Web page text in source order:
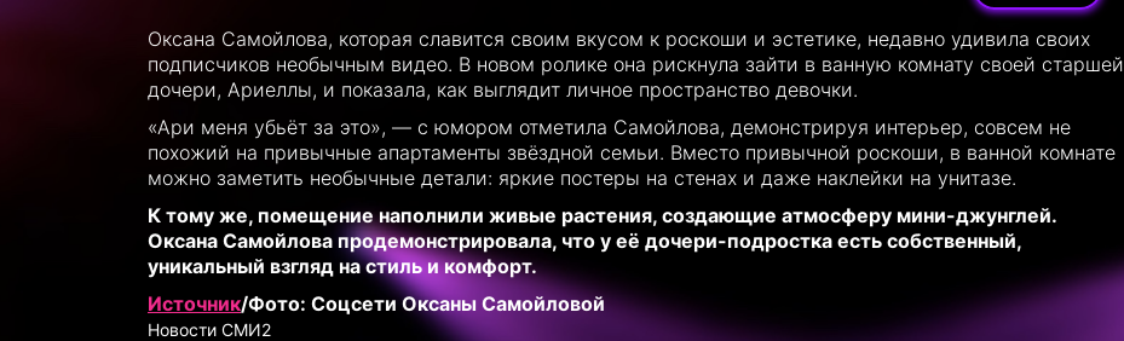
Оксана Самойлова, которая славится своим вкусом к роскоши и эстетике, недавно удивила своих
подписчиков необычным видео. В новом ролике она рискнула зайти в ванную комнату своей старшей
дочери, Ариеллы, и показала, как выглядит личное пространство девочки.
«Ари меня убьёт за это», — с юмором отметила Самойлова, демонстрируя интерьер, совсем не
похожий на привычные апартаменты звёздной семьи. Вместо привычной роскоши, в ванной комнате
можно заметить необычные детали: яркие постеры на стенах и даже наклейки на унитазе.
К тому же, помещение наполнили живые растения, создающие атмосферу мини-джунглей.
Оксана Самойлова продемонстрировала, что у её дочери-подростка есть собственный,
уникальный взгляд на стиль и комфорт.
Источник/Фото: Соцсети Оксаны Самойловой
Новости СМИ2